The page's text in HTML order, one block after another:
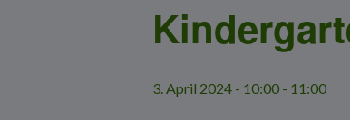
3. April 2024 - 10:00 - 11:00